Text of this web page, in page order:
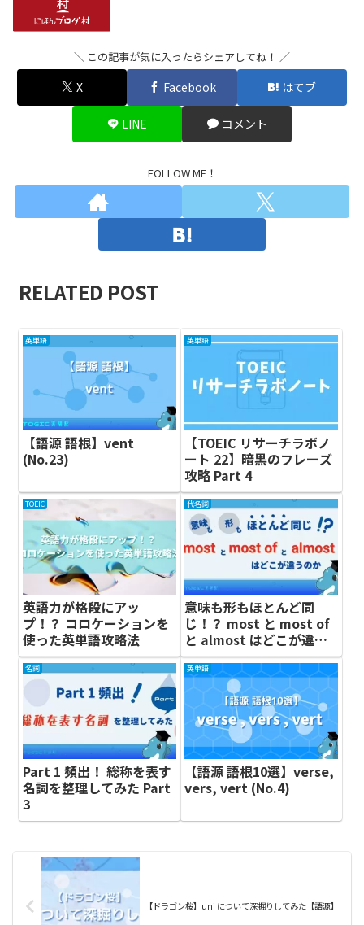
＼ この記事が気に入ったらシェアしてね！ ／
X Facebook はてブ
LINE コメント
FOLLOW ME！
RELATED POST
英単語
【語源 語根】vent
(No.23)
英単語
【TOEIC リサーチラボノ
ート 22】暗黒のフレーズ
攻略 Part 4
TOEIC
英語力が格段にアッ
プ！？ コロケーションを
使った英単語攻略法
代名詞
意味も形もほとんど同
じ！？ most と most of
と almost はどこが違う
のか
名詞
Part 1 頻出！ 総称を表す
名詞を整理してみた Part
3
英単語
【語源 語根10選】verse,
vers, vert (No.4)
【ドラゴン桜】uni について深掘りしてみた【語源】